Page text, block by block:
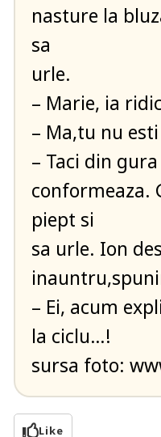
nasture la
sa
urle.
– Marie, ia
– Ma,tu nu
– Taci din
conformeaza.
piept si
sa urle. Ion
– Ei, acum
la ciclu…!
sursa foto:
Like